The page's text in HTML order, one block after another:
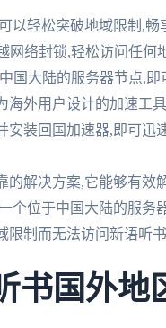
以轻松突破地域限制,
网络封锁,轻松访问任
国大陆的服务器节点,
海外用户设计的加速工
安装回国加速器,即可迅
的解决方案,它能够有效
个位于中国大陆的服
限制而无法访问新语听
书国外地